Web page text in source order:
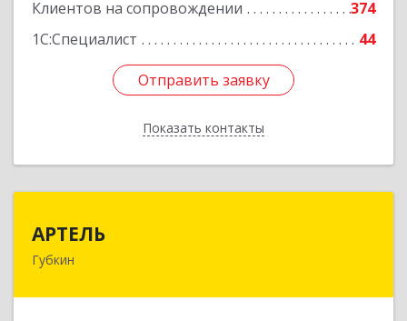
Клиентов на сопровождении
374
1С:Специалист
44
Отправить заявку
Показать контакты
Отправить заявку
Назад
АРТЕЛЬ
Губкин309181, Белгородская обл, Губкинский р-н,